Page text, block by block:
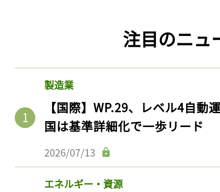
注目のニュ
製造業
【国際】WP.29、レベル4自動
国は基準詳細化で一歩リード
2026/07/13
エネルギー・資源